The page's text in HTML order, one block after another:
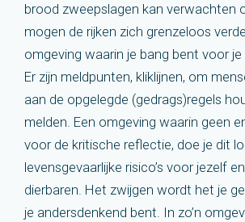
brood zweepslagen kan verwachten
mogen de rijken zich grenzeloos
omgeving waarin je bang bent voor
Er zijn meldpunten, kliklijnen, om
aan de opgelegde (gedrags)regels
melden. Een omgeving waarin geen
voor de kritische reflectie, doe je dit
levensgevaarlijke risico’s voor jezelf
dierbaren. Het zwijgen wordt het je
je andersdenkend bent. In zo’n